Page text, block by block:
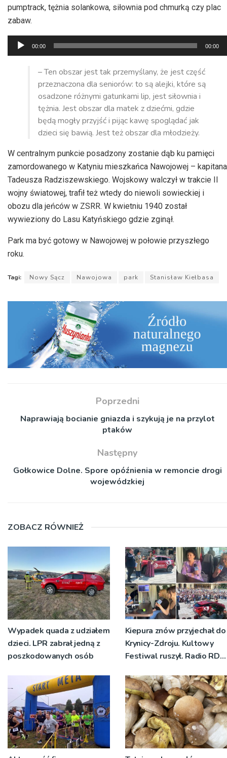
pumptrack, tężnia solankowa, siłownia pod chmurką czy plac
zabaw.
Odtwarzacz
plików
dźwiękowych
00:00 00:00
– Ten obszar jest tak przemyślany, że jest część
przeznaczona dla seniorów: to są alejki, które są
osadzone różnymi gatunkami lip, jest siłownia i
tężnia. Jest obszar dla matek z dziećmi, gdzie
będą mogły przyjść i pijąc kawę spoglądać jak
dzieci się bawią. Jest też obszar dla młodzieży.
W centralnym punkcie posadzony zostanie dąb ku pamięci
zamordowanego w Katyniu mieszkańca Nawojowej – kapitana
Tadeusza Radziszewskiego. Wojskowy walczył w trakcie II
wojny światowej, trafił też wtedy do niewoli sowieckiej i
obozu dla jeńców w ZSRR. W kwietniu 1940 został
wywieziony do Lasu Katyńskiego gdzie zginął.
Park ma być gotowy w Nawojowej w połowie przyszłego
roku.
Tagi: Nowy Sącz Nawojowa park Stanisław Kiełbasa
Poprzedni
Naprawiają bocianie gniazda i szykują je na przylot
ptaków
Następny
Gołkowice Dolne. Spore opóźnienia w remoncie drogi
wojewódzkiej
ZOBACZ RÓWNIEŻ
Wypadek quada z udziałem
dzieci. LPR zabrał jedną z
poszkodowanych osób
Kiepura znów przyjechał do
Krynicy-Zdroju. Kultowy
Festiwal ruszył. Radio RDN
żywo [ZDJĘCIA]